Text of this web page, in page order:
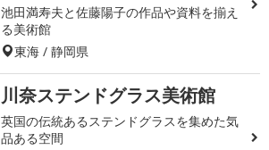
池田満寿夫と佐藤陽子の作品や資料を揃え
る美術館
東海 / 静岡県
川奈ステンドグラス美術館
英国の伝統あるステンドグラスを集めた気
品ある空間